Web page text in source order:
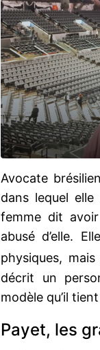
Avocate
dans lequel
femme dit
abusé d’elle.
physiques,
décrit un
modèle qu’il
Payet, les